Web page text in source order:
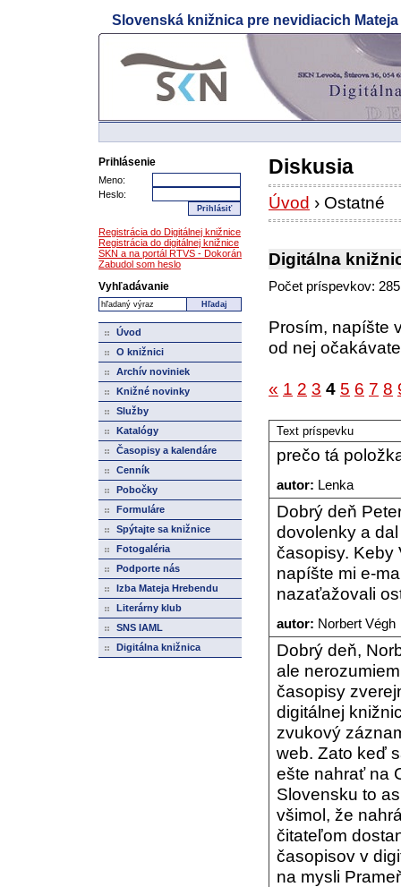
Slovenská knižnica pre nevidiacich
Diskusia
Úvod › Ostatné
Digitálna
Počet príspevkov: 285
Prosím, napíšte
od nej
« 1 2 3 4 5 6 7 8
Text príspevku
prečo tá
autor: Lenka
Dobrý deň
dovolenky a
časopisy. Keby
napíšte mi e-
nazaťažovali
autor: Norbert Végh
Dobrý deň,
ale
časopisy
digitálnej
zvukový
web. Zato keď
ešte nahrať na
Slovensku to
všimol, že
čitateľom
časopisov v
na mysli
Prihlásenie
Meno:
Heslo:
Registrácia do Digitálnej knižnice
Registrácia do digitálnej knižnice
SKN a na portál RTVS - Dokorán
Zabudol som heslo
Vyhľadávanie
Úvod
O knižnici
Archív noviniek
Knižné novinky
Služby
Katalógy
Časopisy a kalendáre
Cenník
Pobočky
Formuláre
Spýtajte sa knižnice
Fotogaléria
Podporte nás
Izba Mateja Hrebendu
Literárny klub
SNS IAML
Digitálna knižnica